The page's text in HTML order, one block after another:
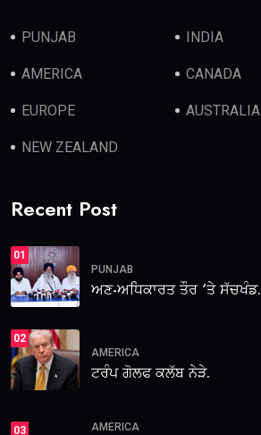
PUNJAB INDIA
AMERICA CANADA
EUROPE AUSTRALIA
NEW ZEALAND
Recent Post
01
PUNJAB
ਅਣ-ਅਧਿਕਾਰਤ ਤੌਰ ‘ਤੇ ਸੱਚਖੰਡ.
02
AMERICA
ਟਰੰਪ ਗੋਲਫ ਕਲੱਬ ਨੇੜੇ.
03 AMERICA